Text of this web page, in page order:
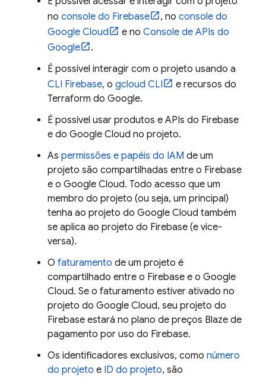
no console do Firebase , no console do
Google Cloud
e no Console de APIs do
Google
.
É possível interagir com o projeto usando a
CLI Firebase, o gcloud CLI
e recursos do
Terraform do Google.
É possível usar produtos e APIs do Firebase
e do Google Cloud no projeto.
As permissões e papéis do IAM de um
projeto são compartilhadas entre o Firebase
e o Google Cloud. Todo acesso que um
membro do projeto (ou seja, um principal)
tenha ao projeto do Google Cloud também
se aplica ao projeto do Firebase (e vice-
versa).
O faturamento de um projeto é
compartilhado entre o Firebase e o Google
Cloud. Se o faturamento estiver ativado no
projeto do Google Cloud, seu projeto do
Firebase estará no plano de preços Blaze de
pagamento por uso do Firebase.
Os identificadores exclusivos, como número
do projeto e ID do projeto, são